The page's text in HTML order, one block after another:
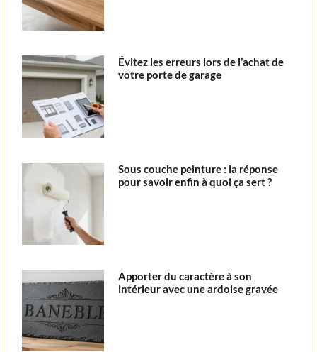
Évitez les erreurs lors de l’achat de
votre porte de garage
Sous couche peinture : la réponse
pour savoir enfin à quoi ça sert ?
Apporter du caractère à son
intérieur avec une ardoise gravée